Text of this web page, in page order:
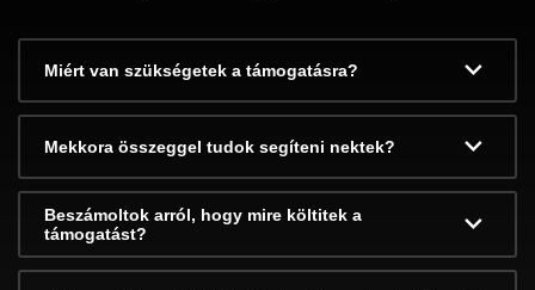
Miért van szükségetek a támogatásra?
Mekkora összeggel tudok segíteni nektek?
Beszámoltok arról, hogy mire költitek a
támogatást?